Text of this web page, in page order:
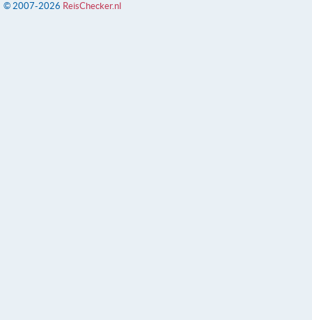
© 2007-2026 ReisChecker.nl